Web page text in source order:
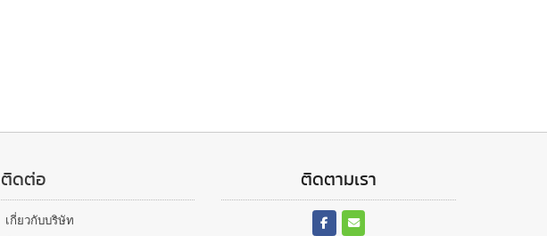
ติดต่อ
เกี่ยวกับบริษัท
ติดตามเรา